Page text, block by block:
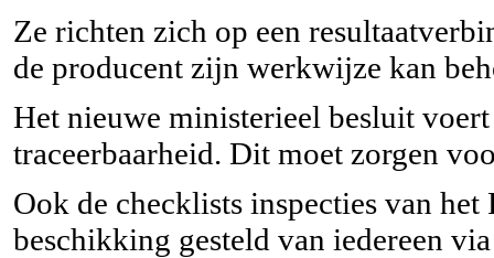
Ze richten zich op een
de producent zijn werkwijze kan
Het nieuwe ministerieel besluit
traceerbaarheid. Dit moet zorgen
Ook de checklists inspecties van
beschikking gesteld van iedereen